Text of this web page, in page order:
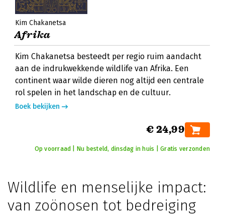
Kim Chakanetsa
Afrika
Kim Chakanetsa besteedt per regio ruim aandacht
aan de indrukwekkende wildlife van Afrika. Een
continent waar wilde dieren nog altijd een centrale
rol spelen in het landschap en de cultuur.
Boek bekijken
€ 24,99
Op voorraad | Nu besteld, dinsdag in huis | Gratis verzonden
Wildlife en menselijke impact:
van zoönosen tot bedreiging